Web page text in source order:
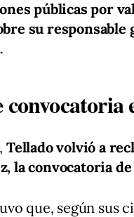
públicas por
su responsable
.
Tellado volvió a
la convocatoria
que, según sus